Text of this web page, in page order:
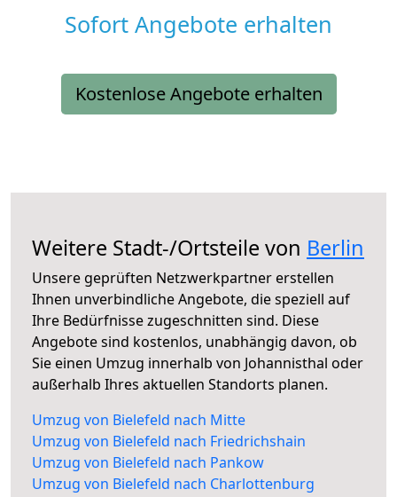
Sofort Angebote erhalten
Kostenlose Angebote erhalten
Weitere Stadt-/Ortsteile von Berlin
Unsere geprüften Netzwerkpartner erstellen
Ihnen unverbindliche Angebote, die speziell auf
Ihre Bedürfnisse zugeschnitten sind. Diese
Angebote sind kostenlos, unabhängig davon, ob
Sie einen Umzug innerhalb von Johannisthal oder
außerhalb Ihres aktuellen Standorts planen.
Umzug von Bielefeld nach Mitte
Umzug von Bielefeld nach Friedrichshain
Umzug von Bielefeld nach Pankow
Umzug von Bielefeld nach Charlottenburg